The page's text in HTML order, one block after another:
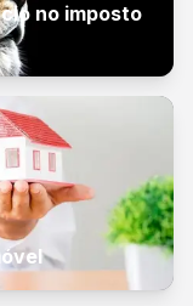
no imposto